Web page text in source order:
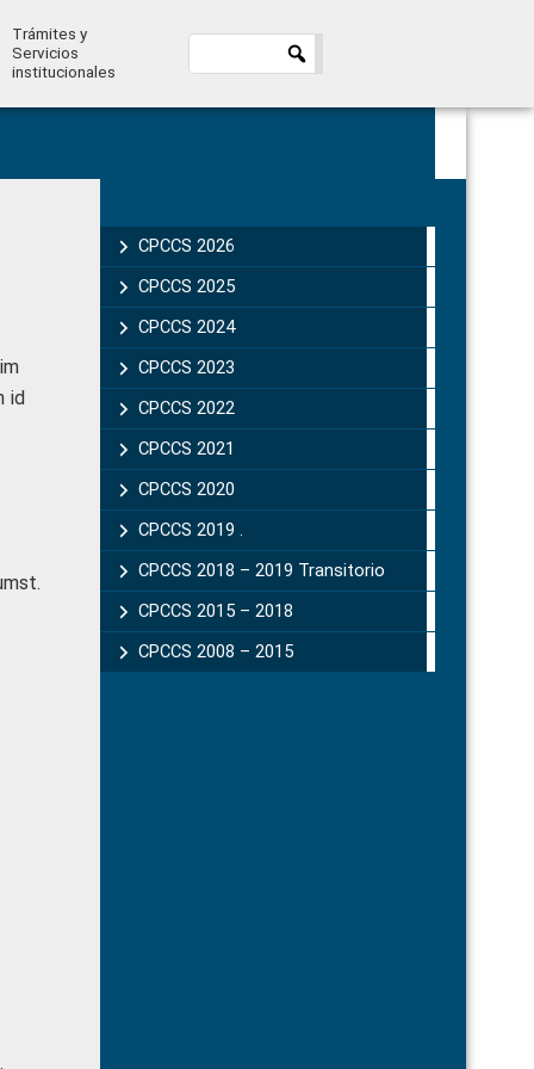
Trámites y
Servicios
institucionales
id
Sidebar
CPCCS 2026
CPCCS 2025
CPCCS 2024
CPCCS 2023
CPCCS 2022
CPCCS 2021
CPCCS 2020
CPCCS 2019 .
CPCCS 2018 – 2019 Transitorio
CPCCS 2015 – 2018
CPCCS 2008 – 2015